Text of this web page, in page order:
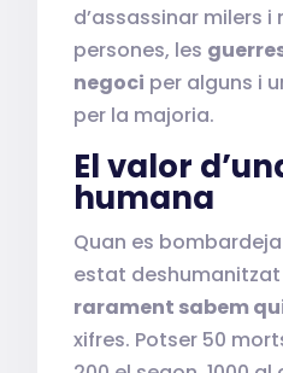
d’assassinar milers i
persones, les
negoci per alguns i
per la majoria.
El valor
humana
Quan es
estat
rarament sabem
xifres. Potser 50